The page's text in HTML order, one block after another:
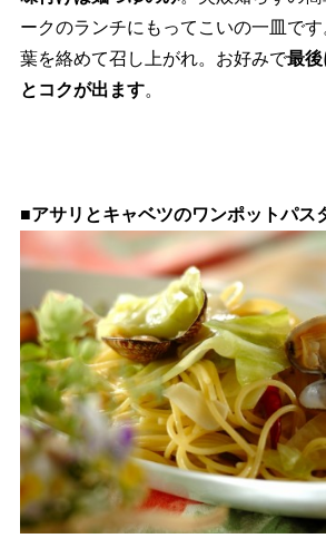
ークのランチにもってこいの一皿で
葉を絡めて召し上がれ。お好みで最後
とコクが出ます。
■アサリとキャベツのワンポットパス